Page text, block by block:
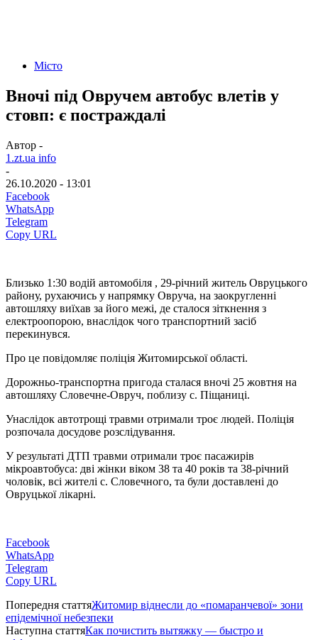
Місто
Вночі під Овручем автобус влетів у
стовп: є постраждалі
Автор -
1.zt.ua info
-
26.10.2020 - 13:01
Facebook
WhatsApp
Telegram
Copy URL
Близько 1:30 водій автомобіля , 29-річний житель Овруцького
району, рухаючись у напрямку Овруча, на заокругленні
автошляху виїхав за його межі, де сталося зіткнення з
електроопорою, внаслідок чого транспортний засіб
перекинувся.
Про це повідомляє поліція Житомирської області.
Дорожньо-транспортна пригода сталася вночі 25 жовтня на
автошляху Словечне-Овруч, поблизу с. Піщаниці.
Унаслідок автотрощі травми отримали троє людей. Поліція
розпочала досудове розслідування.
У результаті ДТП травми отримали троє пасажирів
мікроавтобуса: дві жінки віком 38 та 40 років та 38-річний
чоловік, всі жителі с. Словечного, та були доставлені до
Овруцької лікарні.
Facebook
WhatsApp
Telegram
Copy URL
Попередня статтяЖитомир віднесли до «помаранчевої» зони
епідемічної небезпеки
Наступна статтяКак почистить вытяжку — быстро и